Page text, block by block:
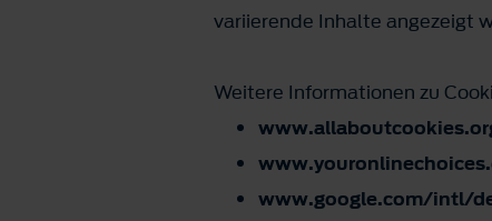
variierende Inhalte angezeigt
Weitere Informationen zu
www.google.com/intl/